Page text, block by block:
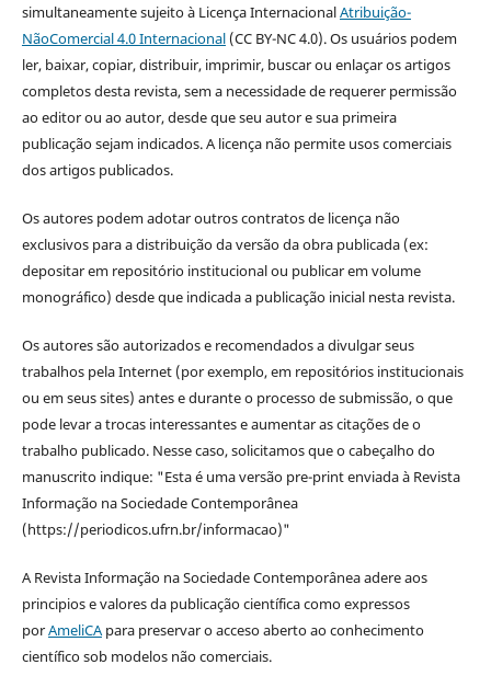
simultaneamente sujeito à Licença InternacionalAtribuição-
NãoComercial 4.0 Internacional(CC BY-NC 4.0). Os usuários podem
ler, baixar, copiar, distribuir, imprimir, buscar ou enlaçar os artigos
completos desta revista, sem a necessidade de requerer permissão
ao editor ou ao autor, desde que seu autor e sua primeira
publicação sejam indicados. A licença não permite usos comerciais
dos artigos publicados.
Os autores podem adotar outros contratos de licença não
exclusivos para a distribuição da versão da obra publicada (ex:
depositar em repositório institucional ou publicar em volume
monográfico) desde que indicada a publicação inicial nesta revista.
Os autores são autorizados e recomendados a divulgar seus
trabalhos pela Internet (por exemplo, em repositórios institucionais
ou em seus sites) antes e durante o processo de submissão, o que
pode levar a trocas interessantes e aumentar as citações de o
trabalho publicado. Nesse caso, solicitamos que o cabeçalho do
manuscrito indique: "Esta é uma versão pre-print enviada à Revista
Informação na Sociedade Contemporânea
(https://periodicos.ufrn.br/informacao)"
A Revista Informação na Sociedade Contemporânea adere aos
principios e valores da publicação científica como expressos
porAmeliCApara preservar o acceso aberto ao conhecimento
científico sob modelos não comerciais.